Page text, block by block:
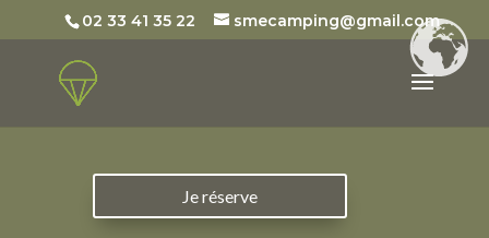
02 33 41 35 22 smecamping@gmail.com
Je réserve